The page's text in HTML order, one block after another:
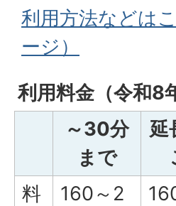
利用方法などは
ージ）
利用料金（令和8
～30分
まで
延
料
160～2